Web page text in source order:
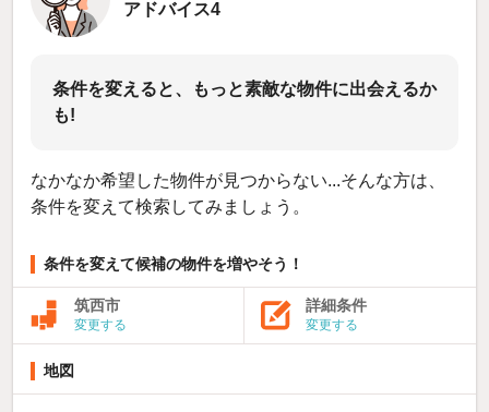
アドバイス4
条件を変えると、もっと素敵な物件に出会えるか
も!
なかなか希望した物件が見つからない...そんな方は、
条件を変えて検索してみましょう。
条件を変えて候補の物件を増やそう！
筑西市
変更する
詳細条件
変更する
地図